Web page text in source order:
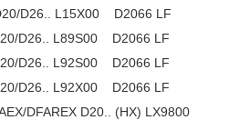
D26.. L15X00 D2066 LF
D26.. L89S00 D2066 LF
D26.. L92S00 D2066 LF
D26.. L92X00 D2066 LF
DFAREX D20.. (HX) LX9800